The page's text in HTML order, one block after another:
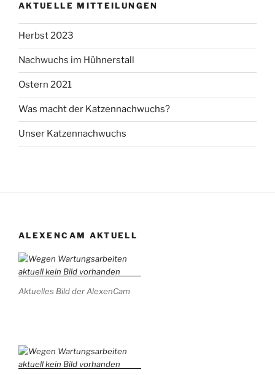
AKTUELLE MITTEILUNGEN
Herbst 2023
Nachwuchs im Hühnerstall
Ostern 2021
Was macht der Katzennachwuchs?
Unser Katzennachwuchs
ALEXENCAM AKTUELL
Aktuelles Bild der AlexenCam